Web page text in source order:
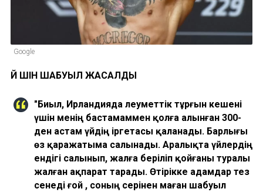
Google
ҮЙ ҮШІН ШАБУЫЛ ЖАСАЛДЫ
"Биыл, Ирландияда әлеуметтік тұрғын кешені
үшін менің бастамаммен қолға алынған 300-
ден астам үйдің іргетасы қаланады. Барлығы
өз қаражатыма салынады. Аралықта үйлердің
ендігі салынып, жалға беріліп қойғаны туралы
жалған ақпарат тарады. Өтірікке адамдар тез
сенеді ғой , соның әсерінен маған шабуыл